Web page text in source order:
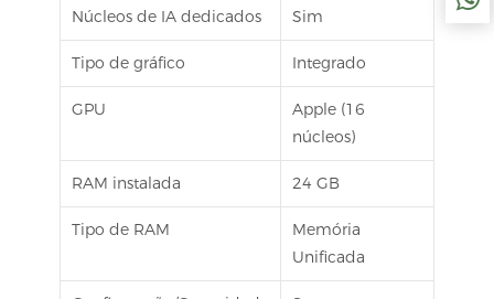
Núcleos de IA dedicados Sim
Tipo de gráfico Integrado
GPU
Apple (16
núcleos)
RAM instalada 24 GB
Tipo de RAM
Memória
Unificada